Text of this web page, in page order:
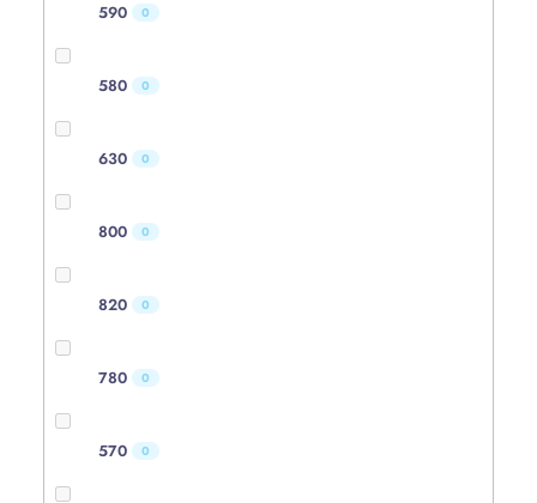
590 0
580 0
630 0
800 0
820 0
780 0
570 0